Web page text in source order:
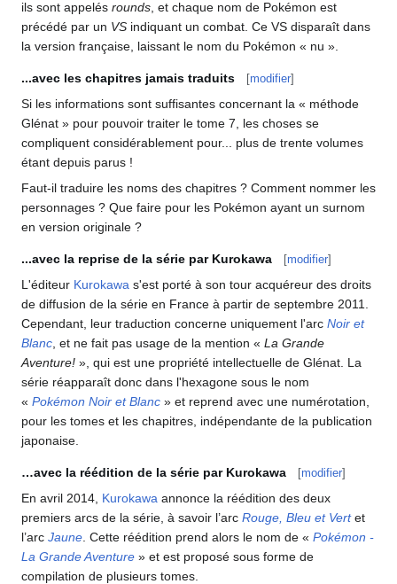
ils sont appelés rounds , et chaque nom de Pokémon est
précédé par un VS indiquant un combat. Ce VS disparaît dans
la version française, laissant le nom du Pokémon « nu ».
...avec les chapitres jamais traduits [modifier]
Si les informations sont suffisantes concernant la « méthode
Glénat » pour pouvoir traiter le tome 7, les choses se
compliquent considérablement pour... plus de trente volumes
étant depuis parus !
Faut-il traduire les noms des chapitres ? Comment nommer les
personnages ? Que faire pour les Pokémon ayant un surnom
en version originale ?
...avec la reprise de la série par Kurokawa [modifier]
L'éditeur Kurokawa s'est porté à son tour acquéreur des droits
de diffusion de la série en France à partir de septembre 2011.
Cependant, leur traduction concerne uniquement l'arc Noir et
Blanc , et ne fait pas usage de la mention « La Grande
Aventure! », qui est une propriété intellectuelle de Glénat. La
série réapparaît donc dans l'hexagone sous le nom
« Pokémon Noir et Blanc » et reprend avec une numérotation,
pour les tomes et les chapitres, indépendante de la publication
japonaise.
…avec la réédition de la série par Kurokawa [modifier]
En avril 2014, Kurokawa annonce la réédition des deux
premiers arcs de la série, à savoir l’arc Rouge, Bleu et Vertet
l’arc Jaune . Cette réédition prend alors le nom de « Pokémon -
La Grande Aventure » et est proposé sous forme de
compilation de plusieurs tomes.